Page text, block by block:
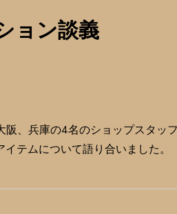
ョン談義
阪、兵庫の4名のショップスタッフ
テムについて語り合いました。